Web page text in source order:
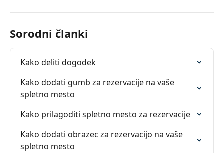
Sorodni članki
Kako deliti dogodek
Kako dodati gumb za rezervacije na vaše
spletno mesto
Kako prilagoditi spletno mesto za rezervacije
Kako dodati obrazec za rezervacijo na vaše
spletno mesto